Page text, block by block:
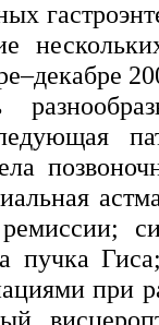
пучка
при